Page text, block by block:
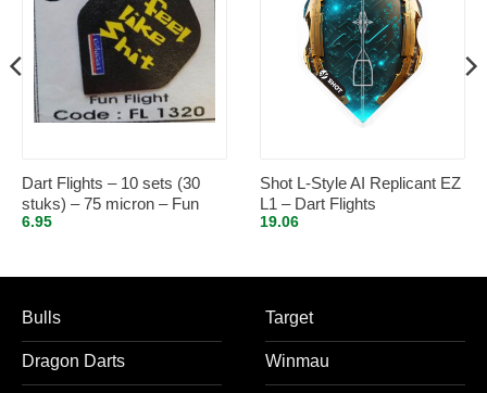
Dart Flights – 10 sets (30
stuks) – 75 micron – Fun
Flights 1320
6.95
Shot L-Style AI Replicant EZ
L1 – Dart Flights
19.06
Bulls
Dragon Darts
Target
Winmau